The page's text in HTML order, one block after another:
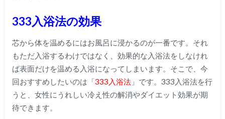
333入浴法の効果
芯から体を温めるにはお風呂に浸かるのが一番です。それ
もただ入浴するわけではなく、効果的な入浴法をしなけれ
ば表面だけを温める入浴になってしまいます。そこで、今
回おすすめしたいのは「333入浴法」です。333入浴法を行
うと、女性にうれしい冷え性の解消やダイエット効果が期
待できます。